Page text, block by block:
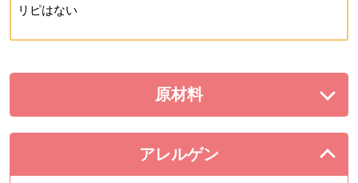
リピはない
原材料を展開する。
アレルゲン
を閉じる。